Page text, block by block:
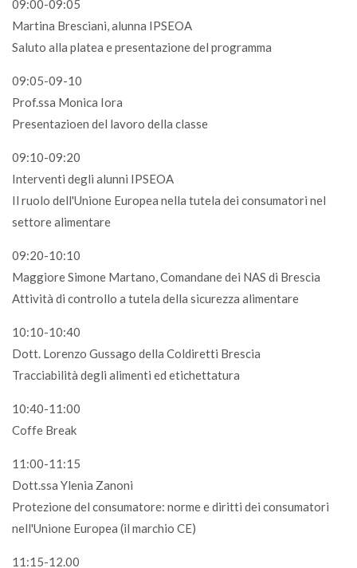
09:00-09:05
Martina Bresciani, alunna IPSEOA
Saluto alla platea e presentazione del programma
09:05-09-10
Prof.ssa Monica Iora
Presentazioen del lavoro della classe
09:10-09:20
Interventi degli alunni IPSEOA
Il ruolo dell'Unione Europea nella tutela dei consumatori nel
settore alimentare
09:20-10:10
Maggiore Simone Martano, Comandane dei NAS di Brescia
Attività di controllo a tutela della sicurezza alimentare
10:10-10:40
Dott. Lorenzo Gussago della Coldiretti Brescia
Tracciabilità degli alimenti ed etichettatura
10:40-11:00
Coffe Break
11:00-11:15
Dott.ssa Ylenia Zanoni
Protezione del consumatore: norme e diritti dei consumatori
nell'Unione Europea (il marchio CE)
11:15-12.00